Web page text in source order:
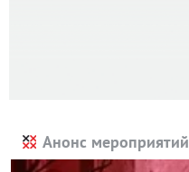
Анонс мероприятий